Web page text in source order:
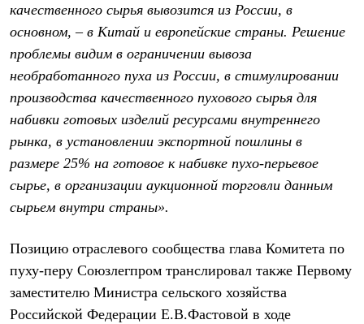
Лёгкая одежда
Футболки
Толстовки
Брюки
Термобелье
Теплое термобелье
Среднее термобелье
Флисовая одежда
Куртки
Детская одежда
Утепленная пухом
Брюки
Утепленная синтетикой
Куртки
Брюки
качественного сырья вывозится из России, в
основном, – в Китай и европейские страны. Решение
проблемы видим в ограничении вывоза
необработанного пуха из России, в стимулировании
производства качественного пухового сырья для
набивки готовых изделий ресурсами внутреннего
рынка, в установлении экспортной пошлины в
размере 25% на готовое к набивке пухо-перьевое
сырье, в организации аукционной торговли данным
сырьем внутри страны».
Позицию отраслевого сообщества глава Комитета по
пуху-перу Союзлегпром транслировал также Первому
заместителю Министра сельского хозяйства
Российской Федерации Е.В.Фастовой в ходе